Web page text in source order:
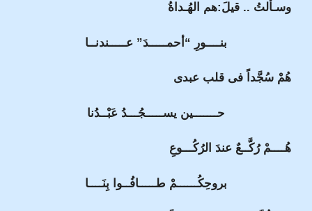
وسـألتُ .. قيلَ:هم الهُـداةُ
بنــــورِ “أحمـــــدَ” عـــــندنــا
هُمْ سُجَّداً فى قلب عبدى
حـــــــين يســـــجُـــدُ عَبْــدُنا
هُــــمْ رُكَّــعٌ عندَ الرُكُـــوعِ
بروحِكُــــــمْ طـــــافُــوا بِنَــــا